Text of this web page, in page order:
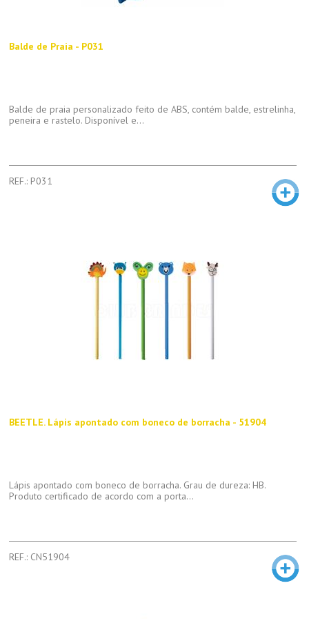
Balde de Praia - P031
Balde de praia personalizado feito de ABS, contém balde, estrelinha,
peneira e rastelo. Disponível e...
REF.: P031
BEETLE. Lápis apontado com boneco de borracha - 51904
Lápis apontado com boneco de borracha. Grau de dureza: HB.
Produto certificado de acordo com a porta...
REF.: CN51904